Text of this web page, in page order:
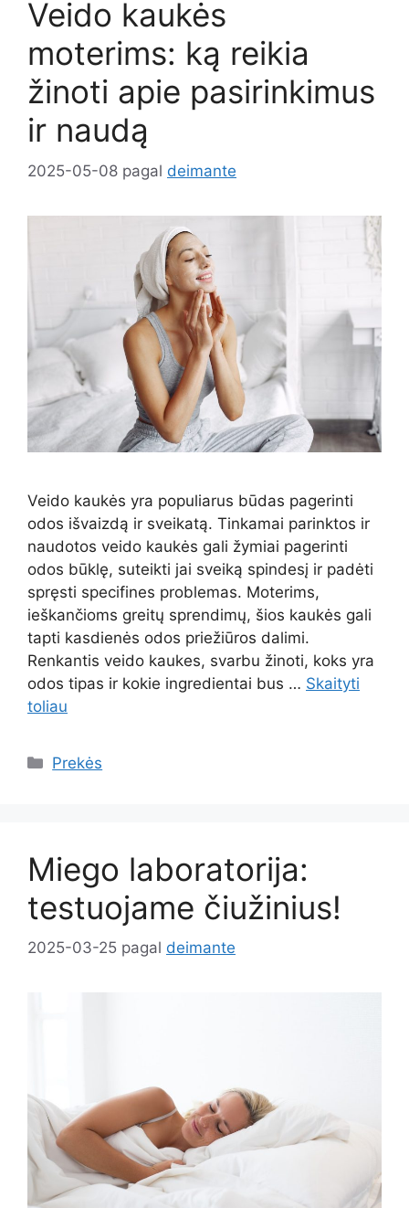
Veido kaukės
moterims: ką reikia
žinoti apie pasirinkimus
ir naudą
2025-05-08 pagal deimante
Veido kaukės yra populiarus būdas pagerinti
odos išvaizdą ir sveikatą. Tinkamai parinktos ir
naudotos veido kaukės gali žymiai pagerinti
odos būklę, suteikti jai sveiką spindesį ir padėti
spręsti specifines problemas. Moterims,
ieškančioms greitų sprendimų, šios kaukės gali
tapti kasdienės odos priežiūros dalimi.
Renkantis veido kaukes, svarbu žinoti, koks yra
odos tipas ir kokie ingredientai bus … Skaityti
toliau
Kategorijos
Prekės
Miego laboratorija:
testuojame čiužinius!
2025-03-25 pagal deimante